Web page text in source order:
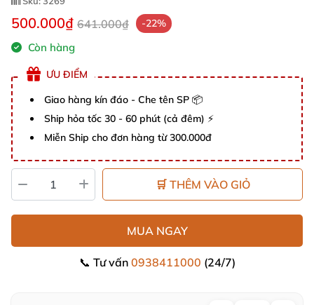
500.000₫ 641.000₫ -22%
Còn hàng
ƯU ĐIỂM
Giao hàng kín đáo - Che tên SP 📦
Ship hỏa tốc 30 - 60 phút (cả đêm) ⚡
Miễn Ship cho đơn hàng từ 300.000đ
🛒 THÊM VÀO GIỎ
MUA NGAY
📞 Tư vấn 0938411000 (24/7)